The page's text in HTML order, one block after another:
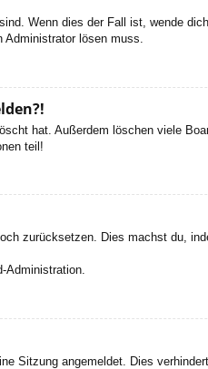
Wenn dies der Fall ist, wende
Administrator lösen muss.
hat. Außerdem löschen viele
teil!
zurücksetzen. Dies machst du,
Administration.
Sitzung angemeldet. Dies